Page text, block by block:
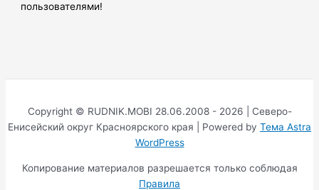
пользователями!
Copyright © RUDNIK.MOBI 28.06.2008 - 2026 | Северо-
Енисейский округ Красноярского края | Powered by Тема Astra
WordPress
Копирование материалов разрешается только соблюдая
Правила